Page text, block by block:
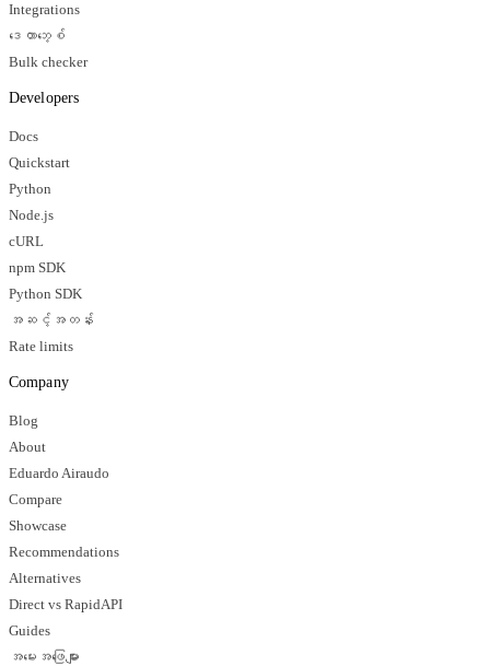
Integrations
ဒေတာဘေ့စ်
Bulk checker
Developers
Docs
Quickstart
Python
Node.js
cURL
npm SDK
Python SDK
အဆင့်အတန်း
Rate limits
Company
Blog
About
Eduardo Airaudo
Compare
Showcase
Recommendations
Alternatives
Direct vs RapidAPI
Guides
အမေးအဖြေများ